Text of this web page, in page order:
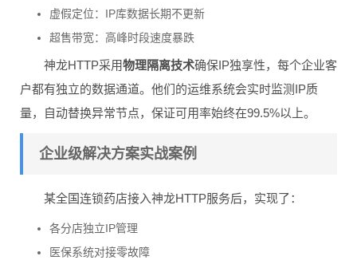
虚假定位：IP库数据长期不更新
超售带宽：高峰时段速度暴跌
神龙HTTP采用物理隔离技术确保IP独享性，每个企业客
户都有独立的数据通道。他们的运维系统会实时监测IP质
量，自动替换异常节点，保证可用率始终在99.5%以上。
企业级解决方案实战案例
某全国连锁药店接入神龙HTTP服务后，实现了：
各分店独立IP管理
医保系统对接零故障